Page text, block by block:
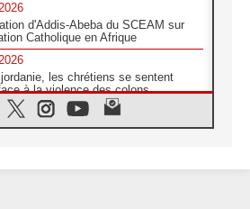
d'Addis-Abeba du SCEAM sur
Catholique en Afrique
les chrétiens se sentent
à la violence des colons
au sanctuaire de Notre Dame du